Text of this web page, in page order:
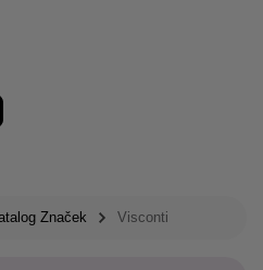
Značek Visconti